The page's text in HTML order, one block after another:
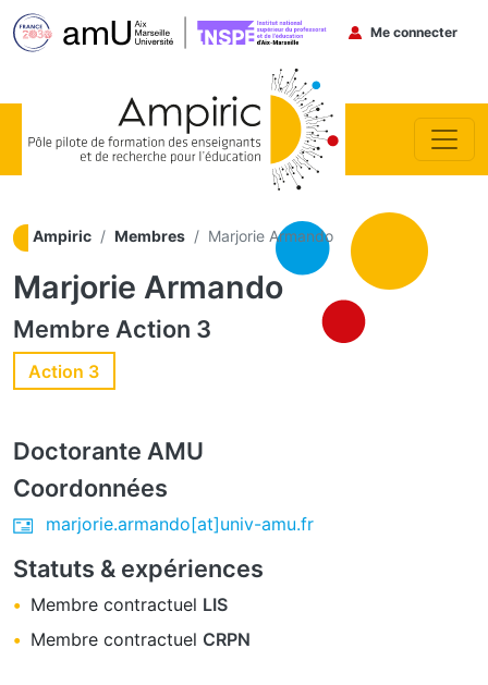
Menu du
Me connecter
Ampiric Membres Marjorie Armando
Marjorie Armando
Membre Action 3
Action 3
Doctorante AMU
Coordonnées
marjorie.armando[at]univ-amu.fr
Statuts & expériences
Membre contractuel LIS
Membre contractuel CRPN